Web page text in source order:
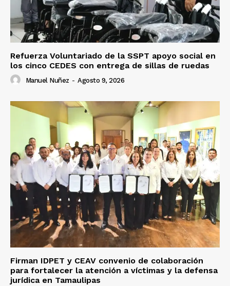
Refuerza Voluntariado de la SSPT apoyo social en
los cinco CEDES con entrega de sillas de ruedas
Manuel Nuñez - Agosto 9, 2026
Firman IDPET y CEAV convenio de colaboración
para fortalecer la atención a víctimas y la defensa
jurídica en Tamaulipas